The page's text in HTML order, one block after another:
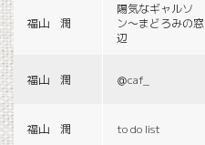
福山 潤
陽気なギャルソ
ン〜まどろみの窓
辺
福山 潤 ＠caf_
福山 潤 to do list